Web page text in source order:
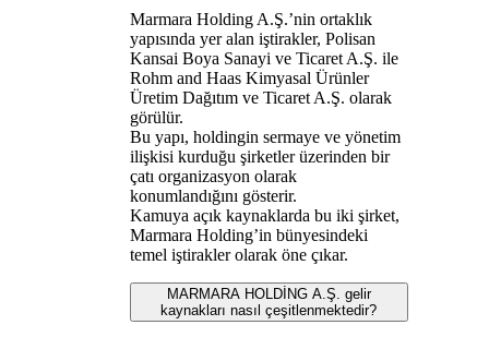
Marmara Holding A.Ş.’nin ortaklık
yapısında yer alan iştirakler, Polisan
Kansai Boya Sanayi ve Ticaret A.Ş. ile
Rohm and Haas Kimyasal Ürünler
Üretim Dağıtım ve Ticaret A.Ş. olarak
görülür.
Bu yapı, holdingin sermaye ve yönetim
ilişkisi kurduğu şirketler üzerinden bir
çatı organizasyon olarak
konumlandığını gösterir.
Kamuya açık kaynaklarda bu iki şirket,
Marmara Holding’in bünyesindeki
temel iştirakler olarak öne çıkar.
MARMARA HOLDİNG A.Ş. gelir
kaynakları nasıl çeşitlenmektedir?